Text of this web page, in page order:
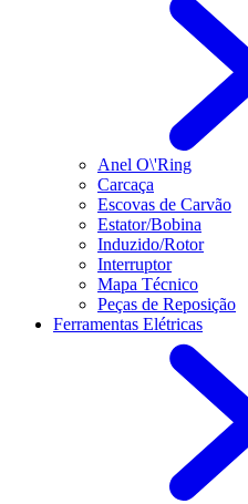
Anel O\'Ring
Carcaça
Escovas de Carvão
Estator/Bobina
Induzido/Rotor
Interruptor
Mapa Técnico
Peças de Reposição
Ferramentas Elétricas